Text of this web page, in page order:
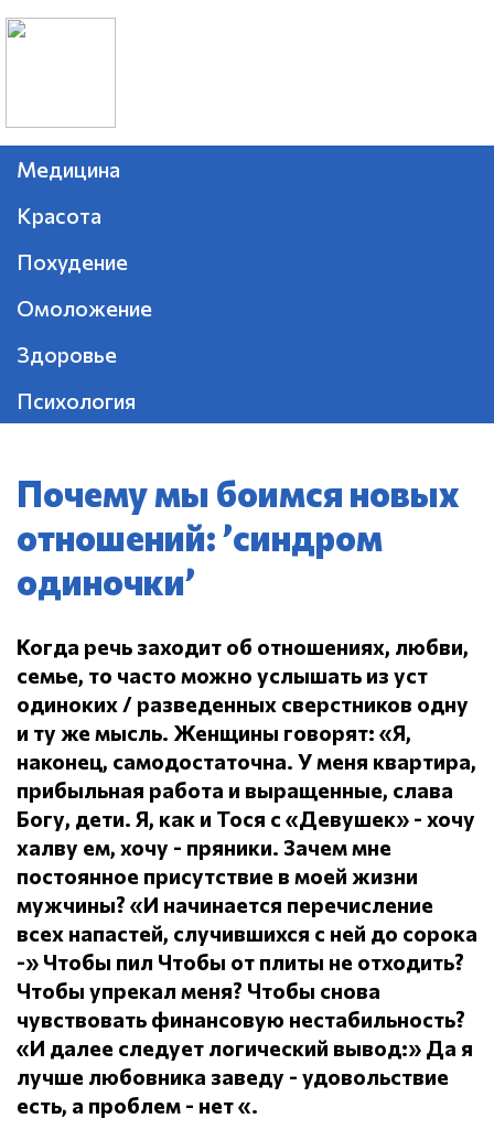
Медицина
Красота
Похудение
Омоложение
Здоровье
Психология
Почему мы боимся новых
отношений: ’синдром
одиночки’
Когда речь заходит об отношениях, любви,
семье, то часто можно услышать из уст
одиноких / разведенных сверстников одну
и ту же мысль. Женщины говорят: «Я,
наконец, самодостаточна. У меня квартира,
прибыльная работа и выращенные, слава
Богу, дети. Я, как и Тося с «Девушек» - хочу
халву ем, хочу - пряники. Зачем мне
постоянное присутствие в моей жизни
мужчины? «И начинается перечисление
всех напастей, случившихся с ней до сорока
-» Чтобы пил Чтобы от плиты не отходить?
Чтобы упрекал меня? Чтобы снова
чувствовать финансовую нестабильность?
«И далее следует логический вывод:» Да я
лучше любовника заведу - удовольствие
есть, а проблем - нет «.